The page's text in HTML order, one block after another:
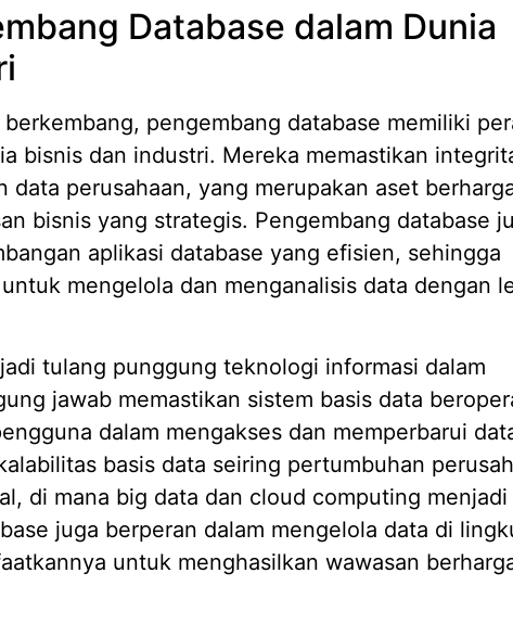
Database dalam Dunia
pengembang database memiliki
bisnis dan industri. Mereka memastikan
data perusahaan, yang merupakan aset
bisnis yang strategis. Pengembang database
aplikasi database yang efisien, sehingga
mengelola dan menganalisis data dengan
tulang punggung teknologi informasi dalam
jawab memastikan sistem basis data
dalam mengakses dan memperbarui
basis data seiring pertumbuhan
di mana big data dan cloud computing
juga berperan dalam mengelola data di
untuk menghasilkan wawasan